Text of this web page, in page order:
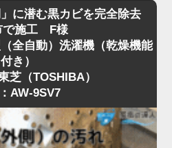
に潜む黒カビを完全除去
で施工 F様
全自動）洗濯機（乾燥機能
付き）
芝（TOSHIBA）
AW-9SV7